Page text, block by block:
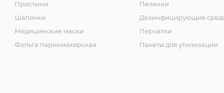
Простыни
Шапочки
Медицинские маски
Фольга парикмахерская
Пеленки
Дезинфицирующие
Перчатки
Пакеты для утилизации